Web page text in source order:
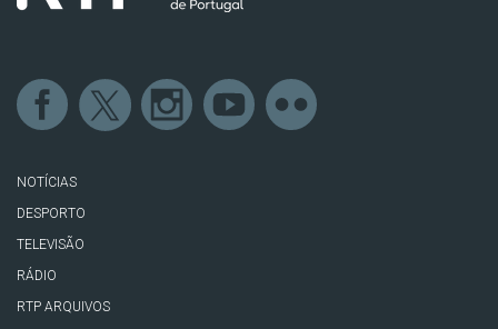
NOTÍCIAS
DESPORTO
TELEVISÃO
RÁDIO
RTP ARQUIVOS